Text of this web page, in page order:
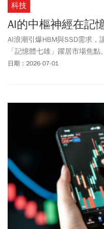
科技
AI的中樞神經在記
AI浪潮引爆HBM與SSD需求
「記憶體七雄」躍居市場焦
圖，更牽動全球股市脈動。
日期：2026-07-01